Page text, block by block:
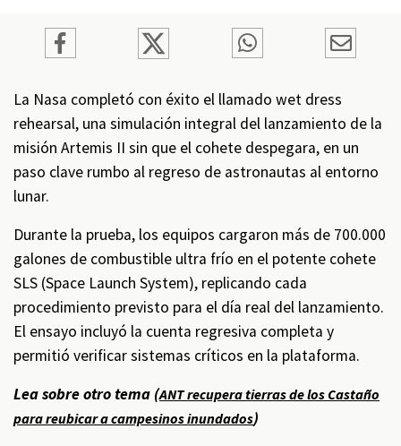
La Nasa completó con éxito el llamado wet dress
rehearsal, una simulación integral del lanzamiento de la
misión Artemis II sin que el cohete despegara, en un
paso clave rumbo al regreso de astronautas al entorno
lunar.
Durante la prueba, los equipos cargaron más de 700.000
galones de combustible ultra frío en el potente cohete
SLS (Space Launch System), replicando cada
procedimiento previsto para el día real del lanzamiento.
El ensayo incluyó la cuenta regresiva completa y
permitió verificar sistemas críticos en la plataforma.
Lea sobre otro tema (ANT recupera tierras de los Castaño
para reubicar a campesinos inundados)